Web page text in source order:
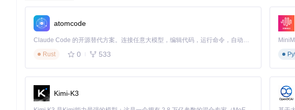
手掌检测模型：超越传统目标检测的创新设计
挑战：手部检测的特殊性
传统目标检测算法在手部检测任务中面临特殊困难：手部形态变化多样、缺乏刚性结
MediaPipe团队提出三项关键创新：
以手掌为检测目标
：相比整个手部，手掌形态更稳定，边界框更易估计，减少了3-
编码器-解码器特征提取：类似RetinaNet的结构设计，增强对小目标的检测能力
atomcode
Claude Code 的开源替代方案。连接任意大模型，编辑代码，运行命令，自动验证 — 全自动执行。用 Rust 构建，极致性能。 ｜ An open-source alternative to Claude Code. Connect any LLM, edit code, run commands, and verify changes — autonomously. Built in Rust for speed. Get Started
Rust
0 533
Kimi-K3